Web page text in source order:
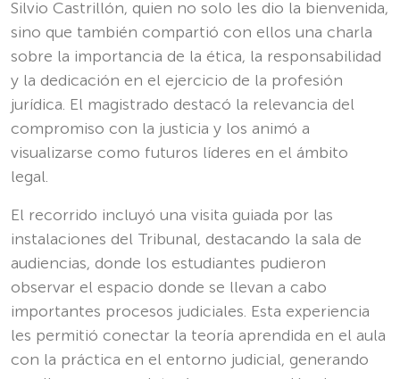
Silvio Castrillón, quien no solo les dio la bienvenida,
sino que también compartió con ellos una charla
sobre la importancia de la ética, la responsabilidad
y la dedicación en el ejercicio de la profesión
jurídica. El magistrado destacó la relevancia del
compromiso con la justicia y los animó a
visualizarse como futuros líderes en el ámbito
legal.
El recorrido incluyó una visita guiada por las
instalaciones del Tribunal, destacando la sala de
audiencias, donde los estudiantes pudieron
observar el espacio donde se llevan a cabo
importantes procesos judiciales. Esta experiencia
les permitió conectar la teoría aprendida en el aula
con la práctica en el entorno judicial, generando